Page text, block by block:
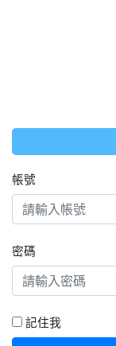
帳號
密碼
記住我